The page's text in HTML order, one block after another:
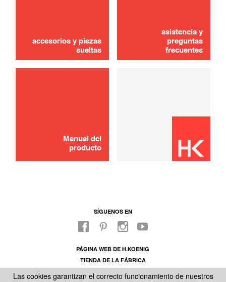
accesorios y piezas
sueltas
asistencia y
preguntas
frecuentes
Manual del
producto
SÍGUENOS EN
PÁGINA WEB DE H.KOENIG
TIENDA DE LA FÁBRICA
Las cookies garantizan el correcto funcionamiento de nuestros